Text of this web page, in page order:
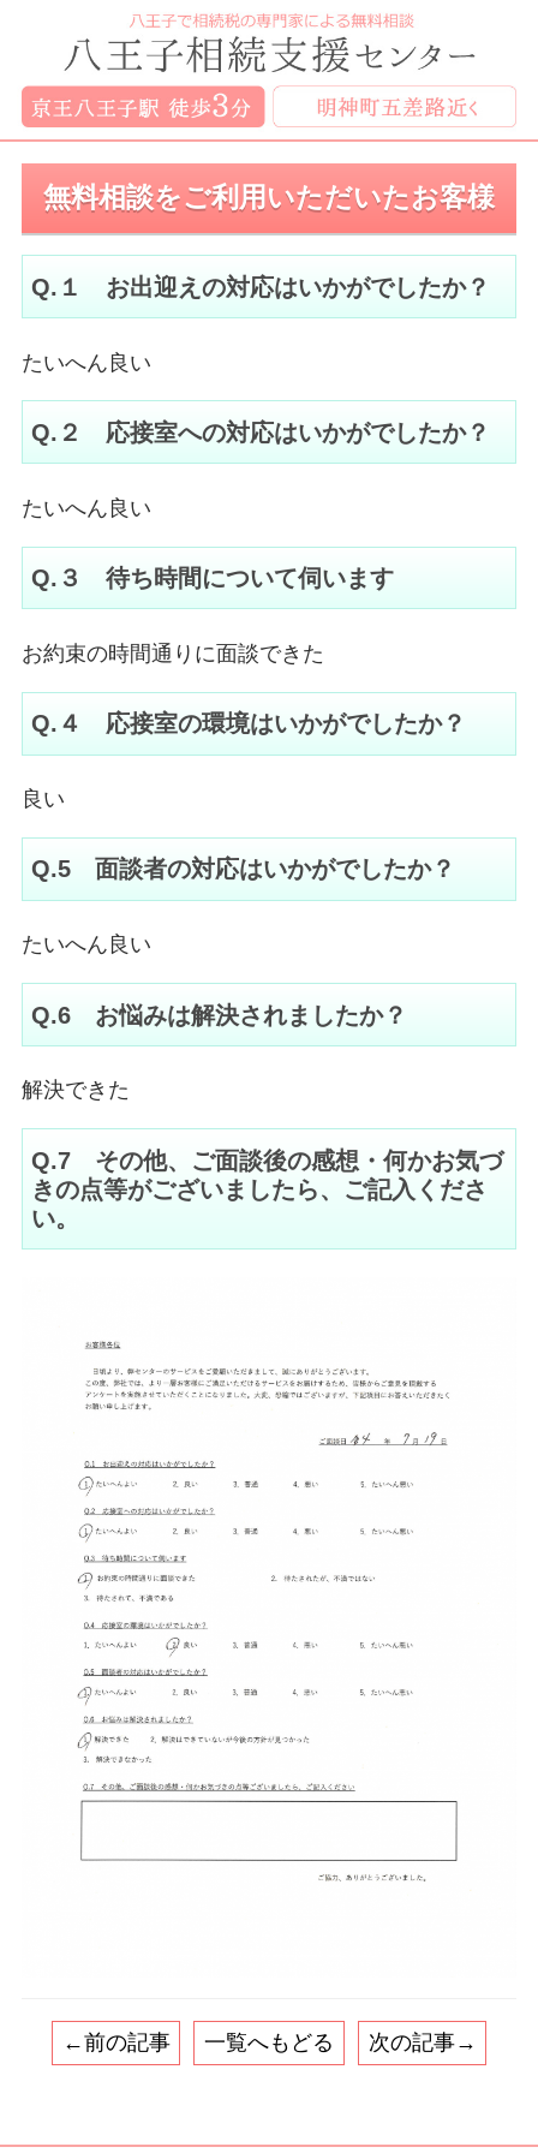
無料相談をご利用いただいたお客様
Q.１ お出迎えの対応はいかがでしたか？
たいへん良い
Q.２ 応接室への対応はいかがでしたか？
たいへん良い
Q.３ 待ち時間について伺います
お約束の時間通りに面談できた
Q.４ 応接室の環境はいかがでしたか？
良い
Q.5 面談者の対応はいかがでしたか？
たいへん良い
Q.6 お悩みは解決されましたか？
解決できた
Q.7 その他、ご面談後の感想・何かお気づ
きの点等がございましたら、ご記入くださ
い。
←前の記事 一覧へもどる 次の記事→